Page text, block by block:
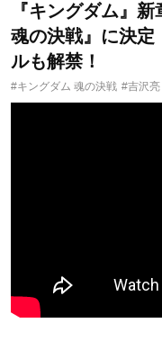
『キングダム』
魂の決戦』に決定
ルも解禁！
#キングダム 魂の決戦 #吉沢亮